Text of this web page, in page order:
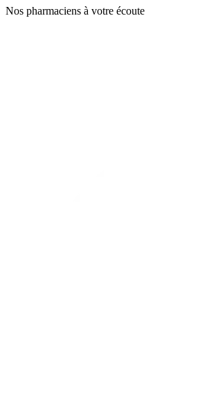
Nos pharmaciens à votre écoute